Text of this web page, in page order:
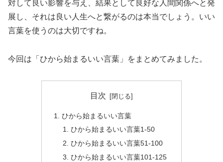
対して良い影響を与え、結果として良好な人間関係へと発
展し、それは良い人生へと繋がるのは本当でしょう。いい
言葉を使うのは大切ですね。
今回は「ひから始まるいい言葉」をまとめてみました。
目次
ひから始まるいい言葉
ひから始まるいい言葉1-50
ひから始まるいい言葉51-100
ひから始まるいい言葉101-125